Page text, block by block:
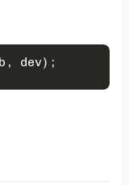
dev);